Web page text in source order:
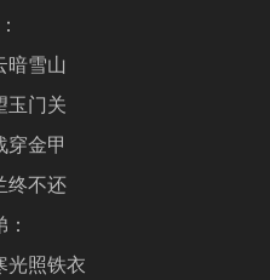
暗雪山
玉门关
穿金甲
终不还
光照铁衣